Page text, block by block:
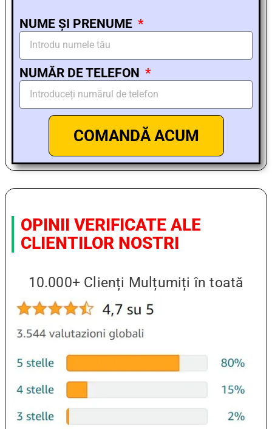
NUME ȘI PRENUME
NUMĂR DE TELEFON
COMANDĂ ACUM
OPINII VERIFICATE ALE
CLIENTILOR NOSTRI
10.000+ Clienți Mulțumiți în toată